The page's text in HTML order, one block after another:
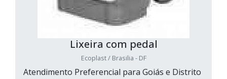
Lixeira com pedal
Ecoplast / Brasilia - DF
Atendimento Preferencial para Goiás e Distrito